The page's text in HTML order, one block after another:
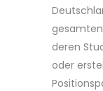
deren
oder